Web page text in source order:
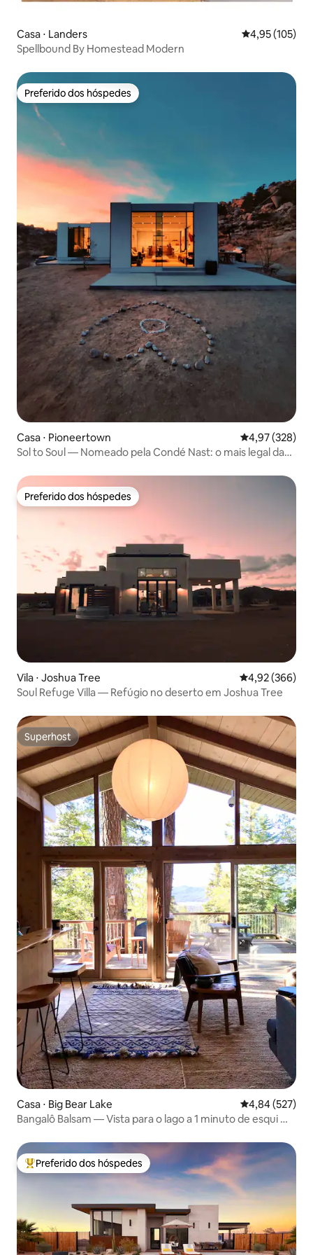
Casa ⋅ Landers 4,95 de uma
4,95 (105)
Spellbound By Homestead Modern
Preferido dos hóspedes
Preferido dos hóspedes
Casa ⋅ Pioneertown 4,97 de uma
4,97 (328)
Sol to Soul — Nomeado pela Condé Nast: o mais legal da
Preferido dos hóspedes
Preferido dos hóspedes
Vila ⋅ Joshua Tree 4,92 de uma
4,92 (366)
Soul Refuge Villa — Refúgio no deserto em Joshua Tree
Superhost
Superhost
Casa ⋅ Big Bear Lake 4,84 de uma
4,84 (527)
Bangalô Balsam — Vista para o lago a 1 minuto de esqui —
Entre os melhores preferidos dos hóspedes
Preferido dos hóspedes